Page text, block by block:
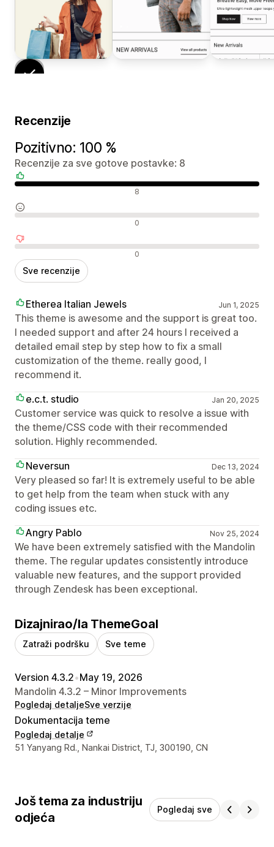
Recenzije
Pozitivno: 100 %
Recenzije za sve gotove postavke: 8
8
0
0
Sve recenzije
Etherea Italian Jewels Jun 1, 2025
This theme is awesome and the support is great too.
I needed support and after 24 hours I received a
detailed email step by step how to fix a small
customization of the theme. really good, I
recommend it.
e.c.t. studio
Jan 20, 2025
Customer service was quick to resolve a issue with
the theme/CSS code with their recommended
solution. Highly recommended.
Neversun
Dec 13, 2024
Very pleased so far! It is extremely useful to be able
to get help from the team when stuck with any
coding issues etc.
Angry Pablo
Nov 25, 2024
We have been extremely satisfied with the Mandolin
theme. The regular updates consistently introduce
valuable new features, and the support provided
through Zendesk has been exceptional.
Dizajnirao/la ThemeGoal
Zatraži podršku Sve teme
Version 4.3.2•May 19, 2026
Mandolin 4.3.2 – Minor Improvements
Pogledaj detaljeSve verzije
Dokumentacija teme
Pogledaj detalje
Podaci za kontakt dizajnera
51 Yanyang Rd., Nankai District, TJ, 300190, CN
Još tema za industriju
odjeća
Pogledaj sve